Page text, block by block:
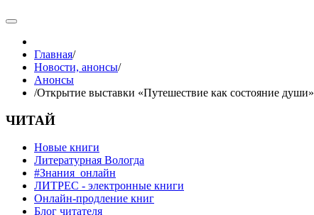
Главная/
Новости, анонсы/
Анонсы
/Открытие выставки «Путешествие как состояние души»
ЧИТАЙ
Новые книги
Литературная Вологда
#Знания_онлайн
ЛИТРЕС - электронные книги
Онлайн-продление книг
Блог читателя